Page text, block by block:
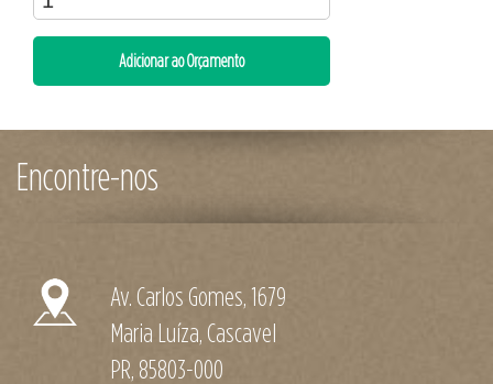
Encontre-nos
Av. Carlos Gomes, 1679
Maria Luíza, Cascavel
PR, 85803-000